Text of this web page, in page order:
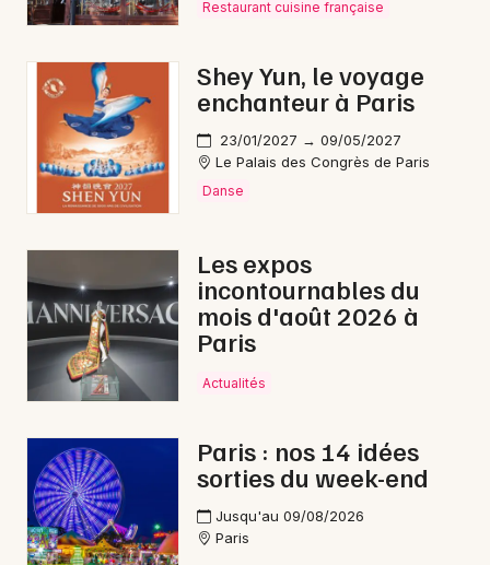
Restaurant cuisine française
Shey Yun, le voyage
enchanteur à Paris
23/01/2027 → 09/05/2027
Le Palais des Congrès de Paris
Danse
Les expos
incontournables du
mois d'août 2026 à
Paris
Actualités
Paris : nos 14 idées
sorties du week-end
Jusqu'au 09/08/2026
Paris